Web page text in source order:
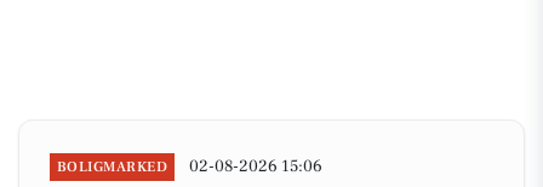
BOLIGMARKED 02-08-2026 15:06